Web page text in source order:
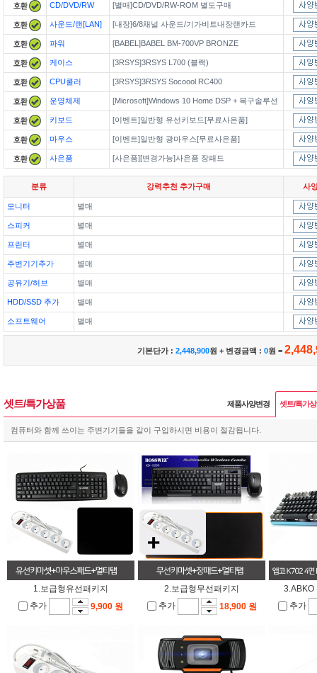
CD/DVD/RW [별매]CD/DVD/RW-ROM 별도구매
사운드/랜[LAN] [내장]6/8채널 사운드/기가비트내장랜카드
파워 [BABEL]BABEL BM-700VP BRONZE
케이스 [3RSYS]3RSYS L700 (블랙)
CPU쿨러 [3RSYS]3RSYS Socoool RC400
운영체제 [Microsoft]Windows 10 Home DSP + 복구솔루션
키보드 [이벤트]일반형 유선키보드[무료사은품]
마우스 [이벤트]일반형 광마우스[무료사은품]
사은품 [사은품][변경가능]사은품 장패드
분류 강력추천 추가구매 사
모니터 별매
스피커 별매
프린터 별매
주변기기추가 별매
공유기/허브 별매
HDD/SSD 추가 별매
소프트웨어 별매
기본단가 : 2,448,900원 + 변경금액 : 0원 =
셋트/특가상품 제품사양변경 셋트/특가
컴퓨터와 함께 쓰이는 주변기기들을 같이 구입하시면 비용이 절감됩니다.
1.보급형유선패키지
추가
9,900 원
2.보급형무선패키지
추가
18,900 원
3.ABKO
추가